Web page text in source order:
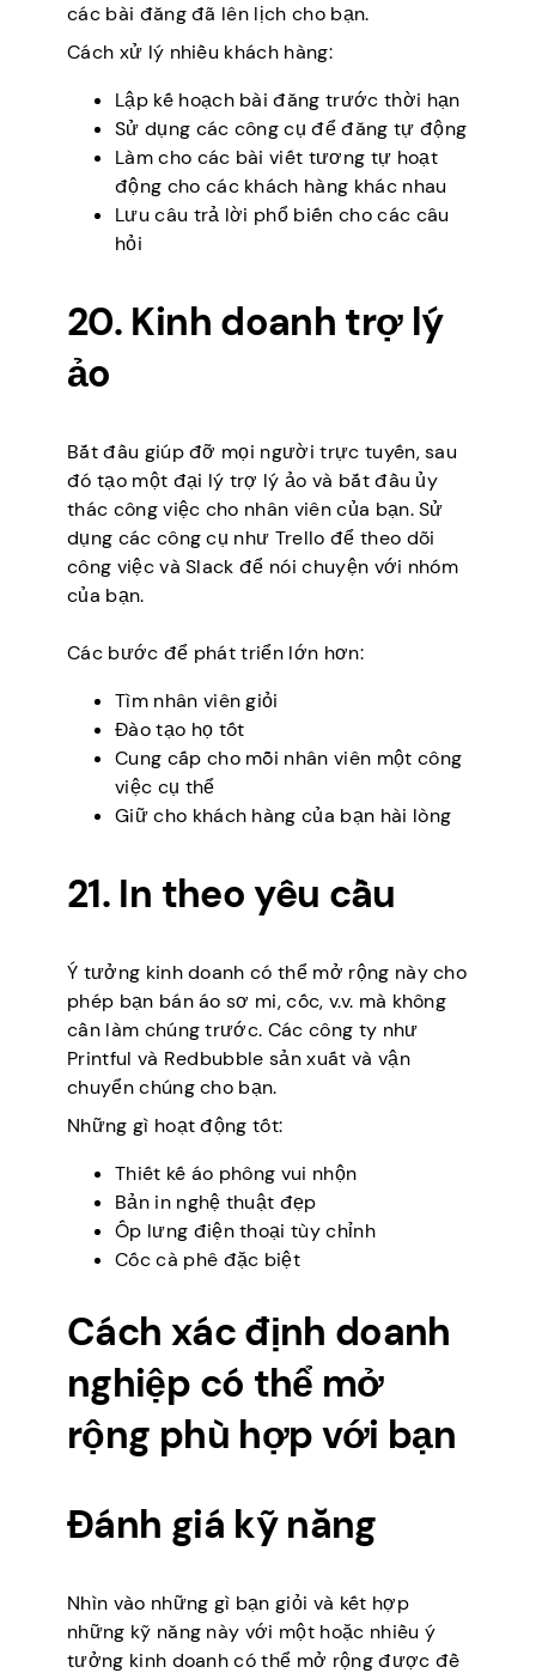
các bài đăng đã lên lịch cho bạn.
Cách xử lý nhiều khách hàng:
Lập kế hoạch bài đăng trước thời hạn
Sử dụng các công cụ để đăng tự động
Làm cho các bài viết tương tự hoạt
động cho các khách hàng khác nhau
Lưu câu trả lời phổ biến cho các câu
hỏi
20. Kinh doanh trợ lý
ảo
Bắt đầu giúp đỡ mọi người trực tuyến, sau
đó tạo một đại lý trợ lý ảo và bắt đầu ủy
thác công việc cho nhân viên của bạn. Sử
dụng các công cụ như Trello để theo dõi
công việc và Slack để nói chuyện với nhóm
của bạn.
Các bước để phát triển lớn hơn:
Tìm nhân viên giỏi
Đào tạo họ tốt
Cung cấp cho mỗi nhân viên một công
việc cụ thể
Giữ cho khách hàng của bạn hài lòng
21. In theo yêu cầu
Ý tưởng kinh doanh có thể mở rộng này cho
phép bạn bán áo sơ mi, cốc, v.v. mà không
cần làm chúng trước. Các công ty như
Printful và Redbubble sản xuất và vận
chuyển chúng cho bạn.
Những gì hoạt động tốt:
Thiết kế áo phông vui nhộn
Bản in nghệ thuật đẹp
Ốp lưng điện thoại tùy chỉnh
Cốc cà phê đặc biệt
Cách xác định doanh
nghiệp có thể mở
rộng phù hợp với bạn
Đánh giá kỹ năng
Nhìn vào những gì bạn giỏi và kết hợp
những kỹ năng này với một hoặc nhiều ý
tưởng kinh doanh có thể mở rộng được đề